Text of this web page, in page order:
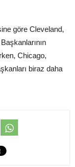
göre Cleveland,
Chicago,
biraz daha